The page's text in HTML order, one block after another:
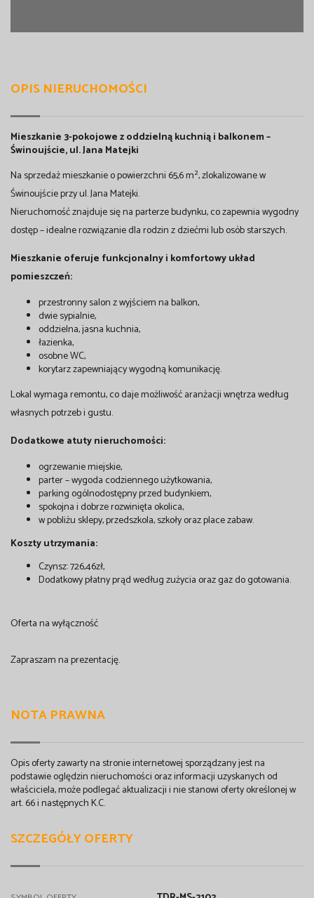
OPIS NIERUCHOMOŚCI
Mieszkanie 3-pokojowe z oddzielną kuchnią i balkonem –
Świnoujście, ul. Jana Matejki
Na sprzedaż mieszkanie o powierzchni 65,6 m², zlokalizowane w
Świnoujście przy ul. Jana Matejki.
Nieruchomość znajduje się na parterze budynku, co zapewnia wygodny
dostęp – idealne rozwiązanie dla rodzin z dziećmi lub osób starszych.
Mieszkanie oferuje funkcjonalny i komfortowy układ
pomieszczeń:
przestronny salon z wyjściem na balkon,
dwie sypialnie,
oddzielna, jasna kuchnia,
łazienka,
osobne WC,
korytarz zapewniający wygodną komunikację.
Lokal wymaga remontu, co daje możliwość aranżacji wnętrza według
własnych potrzeb i gustu.
Dodatkowe atuty nieruchomości:
ogrzewanie miejskie,
parter – wygoda codziennego użytkowania,
parking ogólnodostępny przed budynkiem,
spokojna i dobrze rozwinięta okolica,
w pobliżu sklepy, przedszkola, szkoły oraz place zabaw.
Koszty utrzymania:
Czynsz: 726,46zł,
Dodatkowy płatny prąd według zużycia oraz gaz do gotowania.
Oferta na wyłączność
Zapraszam na prezentację.
NOTA PRAWNA
Opis oferty zawarty na stronie internetowej sporządzany jest na
podstawie oględzin nieruchomości oraz informacji uzyskanych od
właściciela, może podlegać aktualizacji i nie stanowi oferty określonej w
art. 66 i następnych K.C.
SZCZEGÓŁY OFERTY